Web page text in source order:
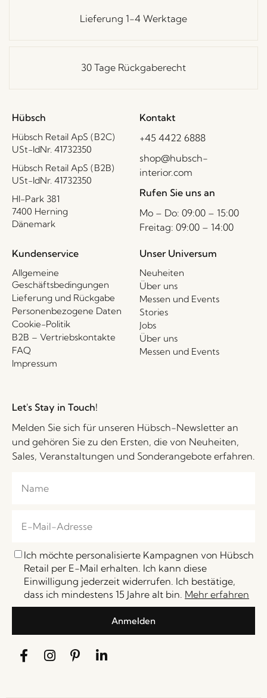
Lieferung 1-4 Werktage
30 Tage Rückgaberecht
Hübsch
Hübsch Retail ApS (B2C)
USt-IdNr. 41732350
Hübsch Retail ApS (B2B)
USt-IdNr. 41732350
HI-Park 381
7400 Herning
Dänemark
Kontakt
+45 4422 6888
shop@hubsch-
interior.com
Rufen Sie uns an
Mo – Do: 09:00 – 15:00
Freitag: 09:00 – 14:00
Kundenservice
Allgemeine
Geschäftsbedingungen
Lieferung und Rückgabe
Personenbezogene Daten
Cookie-Politik
B2B – Vertriebskontakte
FAQ
Impressum
Unser Universum
Neuheiten
Über uns
Messen und Events
Stories
Jobs
Über uns
Messen und Events
Let's Stay in Touch!
Melden Sie sich für unseren Hübsch-Newsletter an
und gehören Sie zu den Ersten, die von Neuheiten,
Sales, Veranstaltungen und Sonderangebote erfahren.
Ich möchte personalisierte Kampagnen von Hübsch
Retail per E-Mail erhalten. Ich kann diese
Einwilligung jederzeit widerrufen. Ich bestätige,
dass ich mindestens 15 Jahre alt bin. Mehr erfahren
Anmelden